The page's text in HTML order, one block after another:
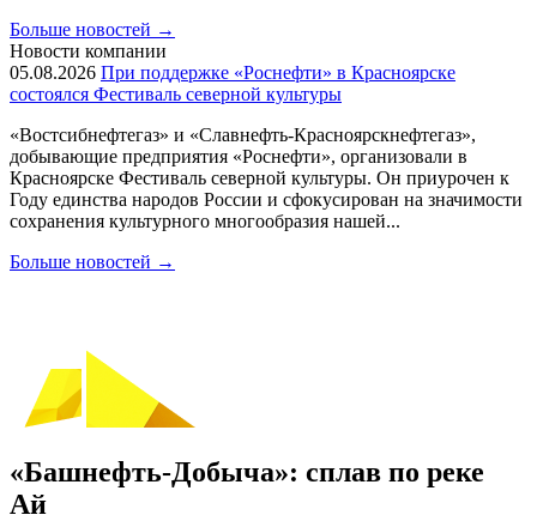
Больше новостей →
Новости компании
05.08.2026 При поддержке «Роснефти» в Красноярске
состоялся Фестиваль северной культуры
«Востсибнефтегаз» и «Славнефть-Красноярскнефтегаз»,
добывающие предприятия «Роснефти», организовали в
Красноярске Фестиваль северной культуры. Он приурочен к
Году единства народов России и сфокусирован на значимости
сохранения культурного многообразия нашей...
Больше новостей →
«Башнефть-Добыча»: сплав по реке
Ай